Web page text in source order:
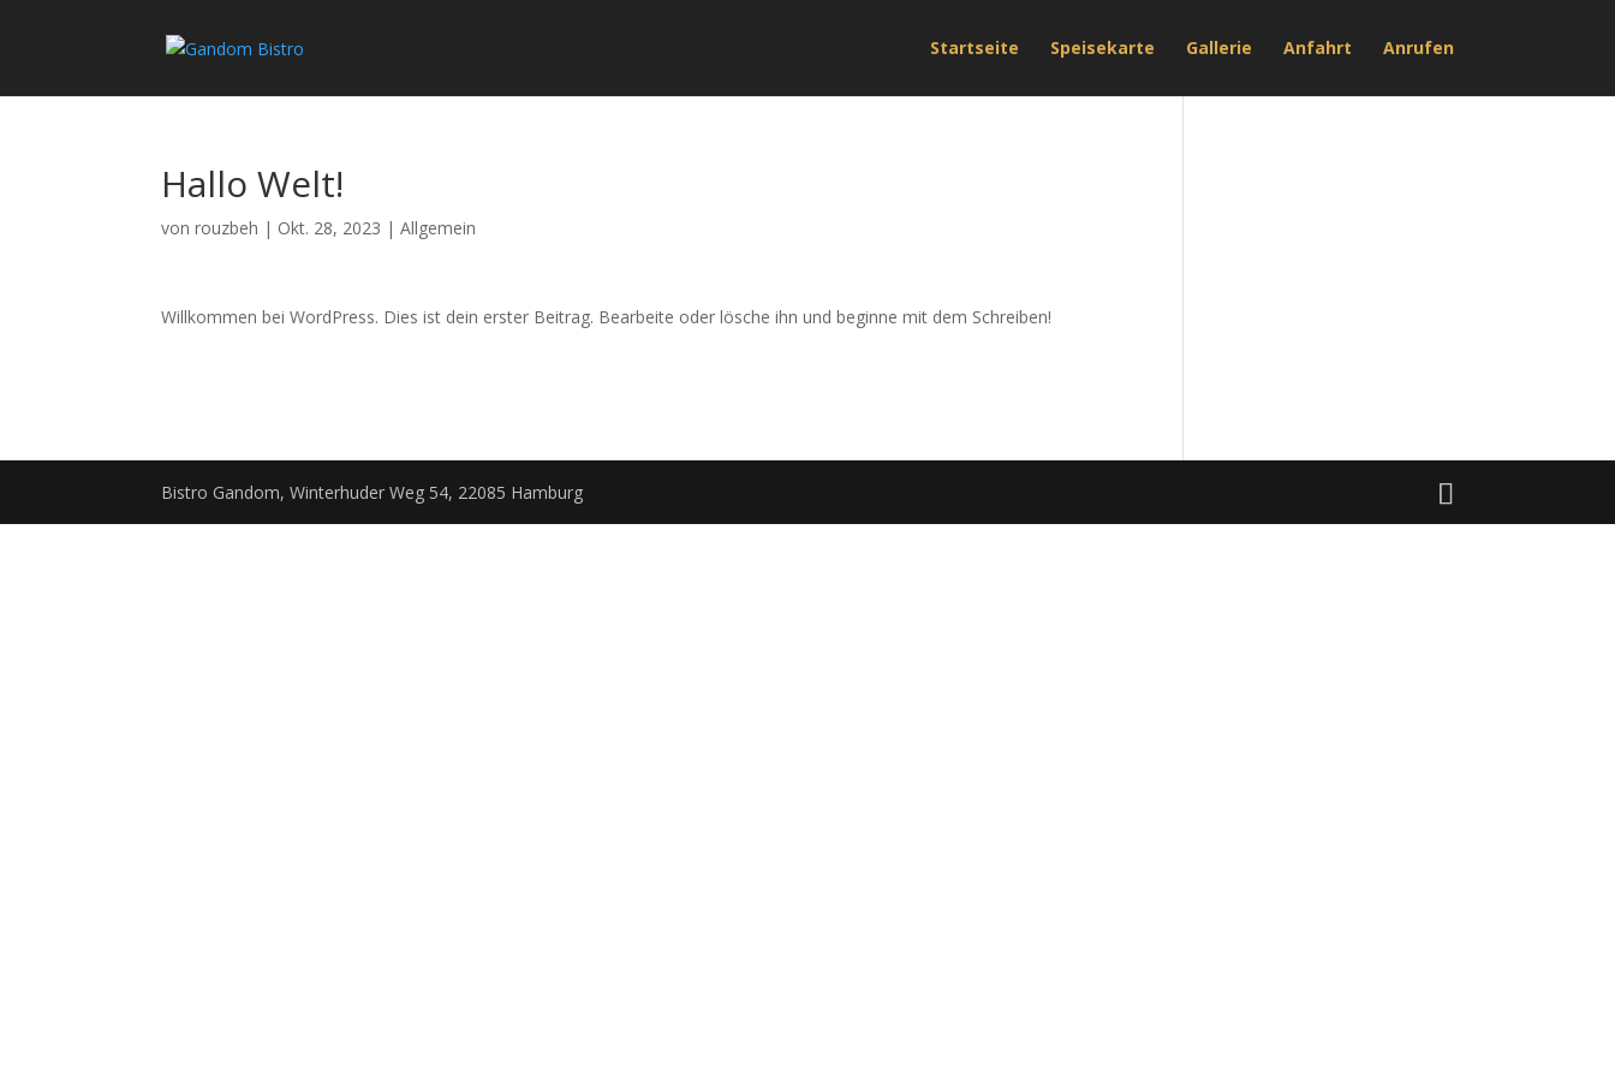
Startseite Speisekarte Gallerie Anfahrt Anrufen
Hallo Welt!
vonrouzbeh | Okt. 28, 2023 |Allgemein
Willkommen bei WordPress. Dies ist dein erster Beitrag. Bearbeite oder lösche ihn und beginne mit dem Schreiben!
Bistro Gandom, Winterhuder Weg 54, 22085 Hamburg